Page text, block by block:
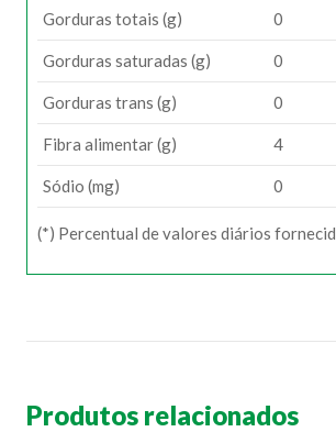
Gorduras totais (g) 0
Gorduras saturadas (g) 0
Gorduras trans (g) 0
Fibra alimentar (g) 4
Sódio (mg) 0
(*) Percentual de valores diários
Produtos relacionados